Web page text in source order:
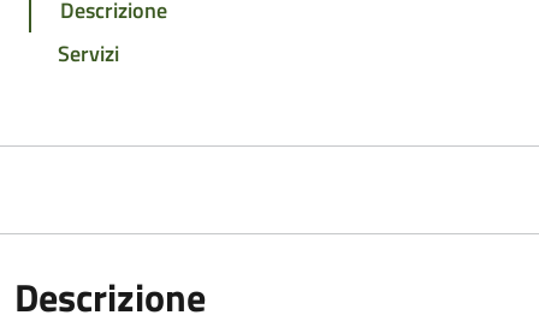
Descrizione
Servizi
Descrizione